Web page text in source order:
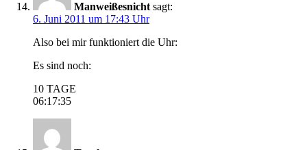
Manweißesnicht sagt:
6. Juni 2011 um 17:43 Uhr
Also bei mir funktioniert die Uhr:
Es sind noch:
10 TAGE
06:17:35